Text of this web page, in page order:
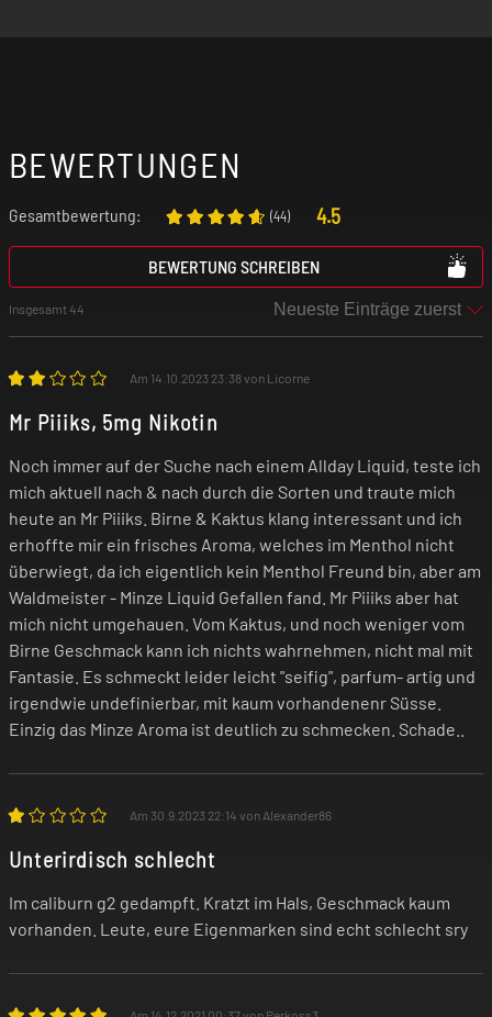
mit Herz-Kreislauf-Erkrankungen
Benutze das Produkt nur mit äußerster
Vorsicht, wenn du an einer
Lungenerkrankung (z. B. Asthma, COPD,
freigesetzte Nebel kann bei vorgeschädigter
Lunge unter Umständen einen Asthmaanfall,
Luftnot und Hustenanfälle auslösen.
Verwende das Produkt nicht, wenn eines
dieser Symptome bei dir auftritt!
Falls du allergisch auf einen der Inhaltsstoffe
reagierst, darfst du das Produkt nicht
benutzen! Im Zweifel befragst du vor der
Nutzung deinen Arzt.
Entwöhnungsmittel! Wenn du dir den
Nikotin-Konsum abgewöhnen willst,
wendest du dich bitte an deinen Arzt oder
Elektrische Zigaretten sind kein Spielzeug!
Bewahre daher das Gerät und die
BEWERTUNGEN
Gesamtbewertung: (44) 4.5
BEWERTUNG SCHREIBEN
Insgesamt 44
Am 14.10.2023 23:38 von Licorne
Mr Piiiks, 5mg Nikotin
Noch immer auf der Suche nach einem Allday Liquid, teste ich
mich aktuell nach & nach durch die Sorten und traute mich
heute an Mr Piiiks. Birne & Kaktus klang interessant und ich
erhoffte mir ein frisches Aroma, welches im Menthol nicht
überwiegt, da ich eigentlich kein Menthol Freund bin, aber am
Waldmeister - Minze Liquid Gefallen fand. Mr Piiiks aber hat
mich nicht umgehauen. Vom Kaktus, und noch weniger vom
Birne Geschmack kann ich nichts wahrnehmen, nicht mal mit
Fantasie. Es schmeckt leider leicht "seifig", parfum- artig und
irgendwie undefinierbar, mit kaum vorhandenenr Süsse.
Einzig das Minze Aroma ist deutlich zu schmecken. Schade..
Am 30.9.2023 22:14 von Alexander86
Unterirdisch schlecht
Im caliburn g2 gedampft. Kratzt im Hals, Geschmack kaum
vorhanden. Leute, eure Eigenmarken sind echt schlecht sry